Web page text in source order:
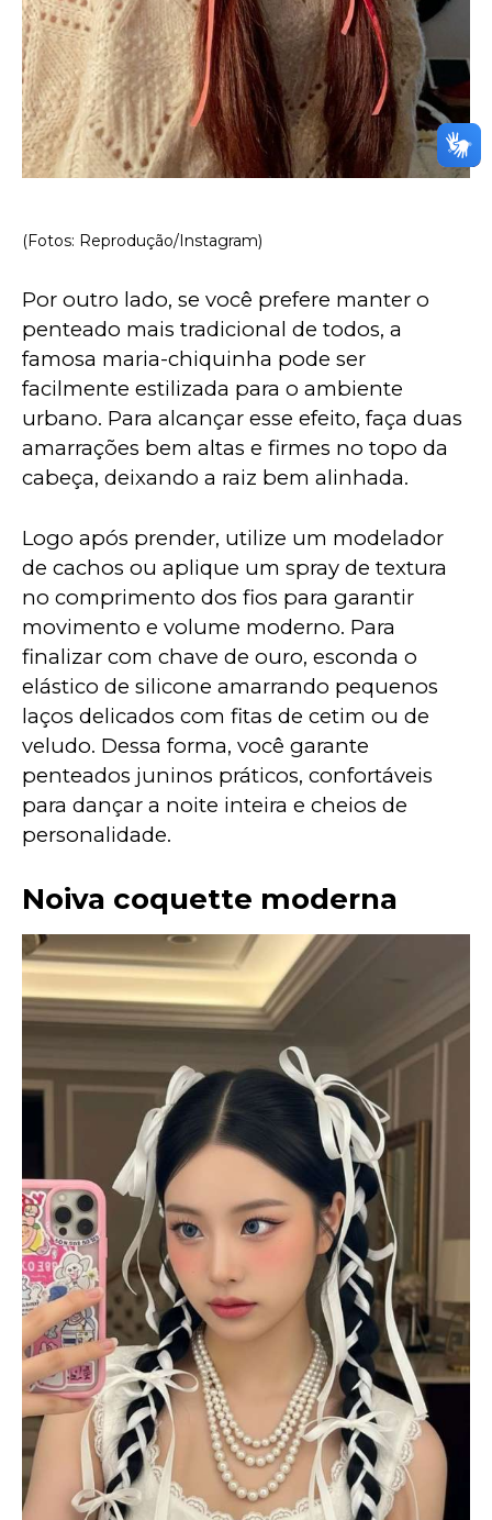
(Fotos: Reprodução/Instagram)
Por outro lado, se você prefere manter o
penteado mais tradicional de todos, a
famosa maria-chiquinha pode ser
facilmente estilizada para o ambiente
urbano. Para alcançar esse efeito, faça duas
amarrações bem altas e firmes no topo da
cabeça, deixando a raiz bem alinhada.
Logo após prender, utilize um modelador
de cachos ou aplique um spray de textura
no comprimento dos fios para garantir
movimento e volume moderno. Para
finalizar com chave de ouro, esconda o
elástico de silicone amarrando pequenos
laços delicados com fitas de cetim ou de
veludo. Dessa forma, você garante
penteados juninos práticos, confortáveis
para dançar a noite inteira e cheios de
personalidade.
Noiva coquette moderna